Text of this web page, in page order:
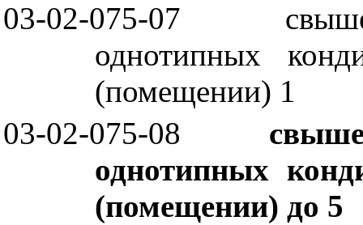
03-02-075-07
однотипных
(помещении) 1
03-02-075-08
однотипных
(помещении) до 5